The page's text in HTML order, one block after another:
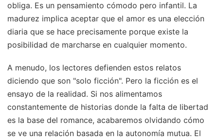
obliga. Es un pensamiento cómodo pero infantil. La
madurez implica aceptar que el amor es una elección
diaria que se hace precisamente porque existe la
posibilidad de marcharse en cualquier momento.
A menudo, los lectores defienden estos relatos
diciendo que son "solo ficción". Pero la ficción es el
ensayo de la realidad. Si nos alimentamos
constantemente de historias donde la falta de libertad
es la base del romance, acabaremos olvidando cómo
se ve una relación basada en la autonomía mutua. El